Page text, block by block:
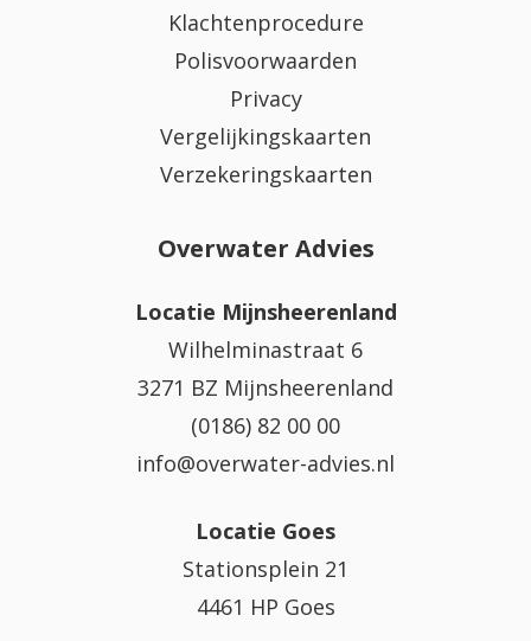
Klachtenprocedure
Polisvoorwaarden
Privacy
Vergelijkingskaarten
Verzekeringskaarten
Overwater Advies
Locatie Mijnsheerenland
Wilhelminastraat 6
3271 BZ Mijnsheerenland
(0186) 82 00 00
info@overwater-advies.nl
Locatie Goes
Stationsplein 21
4461 HP Goes